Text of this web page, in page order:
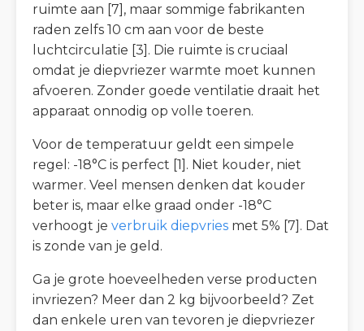
ruimte aan [7], maar sommige fabrikanten
raden zelfs 10 cm aan voor de beste
luchtcirculatie [3]. Die ruimte is cruciaal
omdat je diepvriezer warmte moet kunnen
afvoeren. Zonder goede ventilatie draait het
apparaat onnodig op volle toeren.
Voor de temperatuur geldt een simpele
regel: -18°C is perfect [1]. Niet kouder, niet
warmer. Veel mensen denken dat kouder
beter is, maar elke graad onder -18°C
verhoogt je verbruik diepvries met 5% [7]. Dat
is zonde van je geld.
Ga je grote hoeveelheden verse producten
invriezen? Meer dan 2 kg bijvoorbeeld? Zet
dan enkele uren van tevoren je diepvriezer